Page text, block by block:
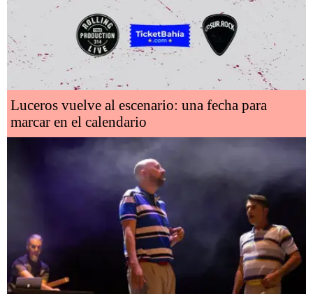
Luceros vuelve al escenario: una fecha para
marcar en el calendario